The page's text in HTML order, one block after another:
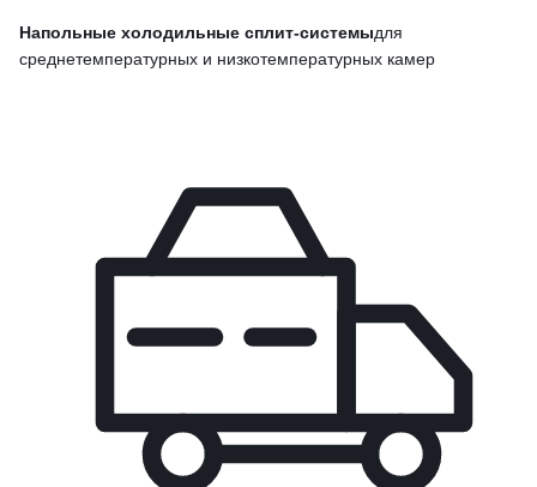
Напольные холодильные сплит-системыдля
среднетемпературных и низкотемпературных камер